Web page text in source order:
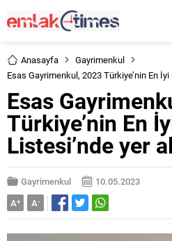
Anasayfa
Gayrimenkul
Esas Gayrimenkul, 2023 Türkiye’nin En
Esas
Türkiye’nin En
Listesi’nde yer
Gayrimenkul
10.05.2023
A+ A-